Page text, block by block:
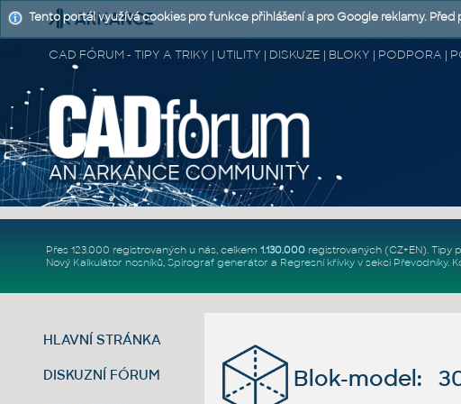
CAD FÓRUM - TIPY A TRIKY | UTILITY | DISKUZE | BLOKY | PODPORA |
Přes 123.000 registrovaných u nás, celkem 1.130.000registrovaných (CZ+EN). Tipy
Nový Kalkulátor nosníků, Spirograf generátor a Regresní křivkyv sekci Převodníky.
HLAVNÍ STRÁNKA
DISKUZNÍ FÓRUM Blok-model:
Tento portál využívá cookies pro funkce přihlášení a pro Google reklamy.